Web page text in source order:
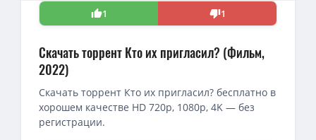
1
1
Скачать торрент Кто их пригласил? (Фильм,
2022)
Скачать торрент Кто их пригласил? бесплатно в
хорошем качестве HD 720p, 1080p, 4K — без
регистрации.